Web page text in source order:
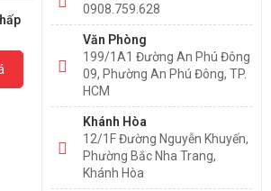
0908.759.628
Văn Phòng
199/1A1 Đường An Phú Đông
09, Phường An Phú Đông, TP.
HCM
Khánh Hòa
12/1F Đường Nguyễn Khuyến,
Phường Bắc Nha Trang,
Khánh Hòa